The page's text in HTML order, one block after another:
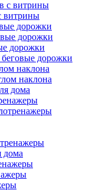
витрины
дорожки
дорожки
дорожки
дорожки
наклона
наклона
дома
дома